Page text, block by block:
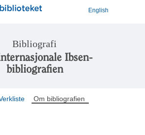
English
Bibliografi
Ibsen-
bibliografien
Om bibliografien